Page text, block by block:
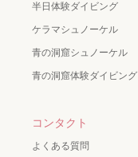
半日体験ダイビング
ケラマシュノーケル
青の洞窟シュノーケル
青の洞窟体験ダイビング
コンタクト
よくある質問